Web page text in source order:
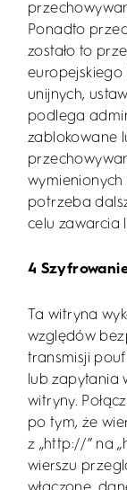
Ponadto
zostało to
unijnych,
podlega
zablokowane
potrzeba
celu zawarcia
4
Ta witryna
względów
transmisji
lub zapytania
witryny.
po tym, że
z „http://” na
wierszu